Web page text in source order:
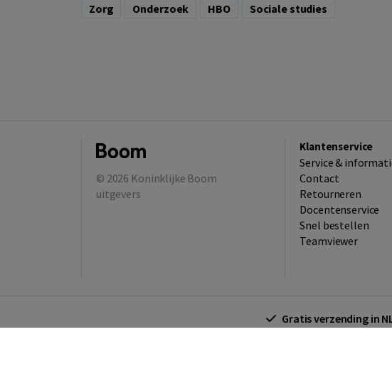
Zorg Onderzoek HBO Sociale studies
© 2026 Koninklijke Boom
uitgevers
Klantenservice
Service &
Contact
Retourneren
Docentenservice
Snel bestellen
Teamviewer
Gratis verzending in